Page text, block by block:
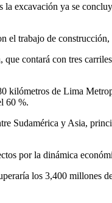
excavación ya se
el trabajo de
contará con tres
kilómetros de Lima
60 %.
Sudamérica y Asia,
por la dinámica
los 3,400 millones